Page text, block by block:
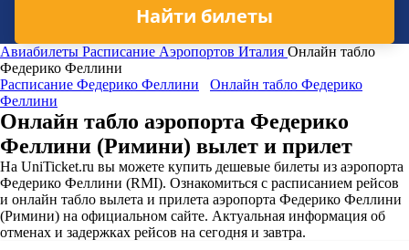
Найти билеты
Авиабилеты Расписание Аэропортов Италия Онлайн табло
Федерико Феллини
Расписание Федерико Феллини
Онлайн табло Федерико
Феллини
Онлайн табло аэропорта Федерико
Феллини (Римини) вылет и прилет
На UniTicket.ru вы можете купить дешевые билеты из аэропорта
Федерико Феллини (RMI). Ознакомиться с расписанием рейсов
и онлайн табло вылета и прилета аэропорта Федерико Феллини
(Римини) на официальном сайте. Актуальная информация об
отменах и задержках рейсов на сегодня и завтра.